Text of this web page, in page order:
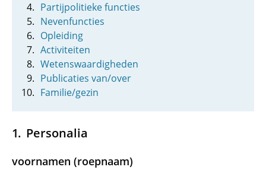
Partijpolitieke functies
Nevenfuncties
Opleiding
Activiteiten
Wetenswaardigheden
Publicaties van/over
Familie/gezin
Personalia
voornamen (roepnaam)